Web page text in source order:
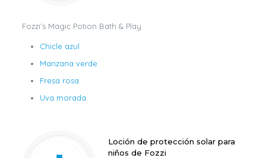
Fozzi’s Magic Potion Bath & Play
Chicle azul
Manzana verde
Fresa rosa
Uva morada
Loción de protección solar para
niños de Fozzi